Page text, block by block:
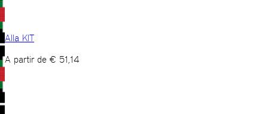
Alla KIT
A partir de € 51,14